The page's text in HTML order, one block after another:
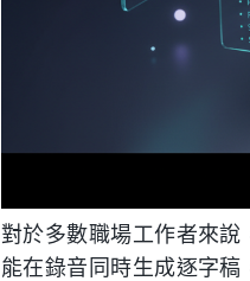
對於多數職場工作者來
能在錄音同時生成逐字